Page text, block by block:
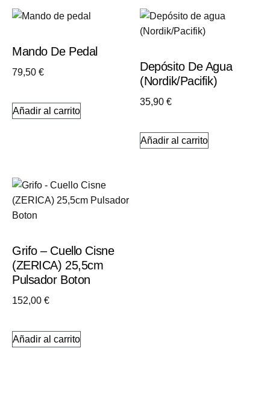
Mando De Pedal
79,50 €
Añadir al carrito
Depósito De Agua
(Nordik/Pacifik)
35,90€
Añadir al carrito
Grifo – Cuello Cisne
(ZERICA) 25,5cm
Pulsador Boton
152,00 €
Añadir al carrito